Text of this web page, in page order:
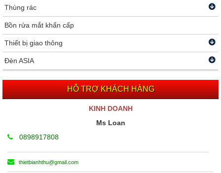
Thùng rác
Bồn rửa mắt khẩn cấp
Thiết bị giao thông
Đèn ASIA
HỖ TRỢ KHÁCH HÀNG
KINH DOANH
Ms Loan
0898917808
thietbianhthu@gmail.com